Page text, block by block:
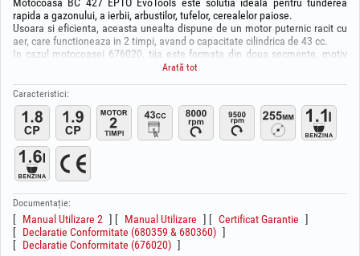
rapida a gazonului, a ierbii, arbustilor, tufelor, cerealelor paiose.
Usoara si eficienta, aceasta unealta dispune de un motor puternic racit cu
aer, care functioneaza in 2 timpi, avand o capacitate cilindrica de 43 cc.
In cazul motocoasei 676020, tija este formata din doua secmente, motiv
pentru care este usor de transportat in masina sau depozitat; cel mai
motofierastrau (cod HGT 676021), prasitoare (cod HGT 678940) sau sapa (
cod HGT 678939) pentru o ingrijire completa a gradinii
dumneavoastra. Pentru taiere se poate utiliza atat firul de nylon, dar si
lama metalica.
Alte caracteristici:
- diametrul maxim de taiere este de 255 mm pentru cutitul cu 3 lame si 440
mm pentru capul de taiere cu nylon;
- alimentarea se face cu amestec benzina-ulei conform manualului de
utilizare;
- rezervorul are o capacitate de 1.6L (676020) sau de 1.1L (680359,
680360);
- uleiul recomandat: SAE 10W-30 2T;
- chinga de fixare pentru echilibru si confort maxim in lucru;
Arată tot
Caracteristici:
Documentație:
Manual Utilizare 2 Manual Utilizare
Certificat Garantie
Declaratie Conformitate (680359 & 680360)
Declaratie Conformitate (676020)